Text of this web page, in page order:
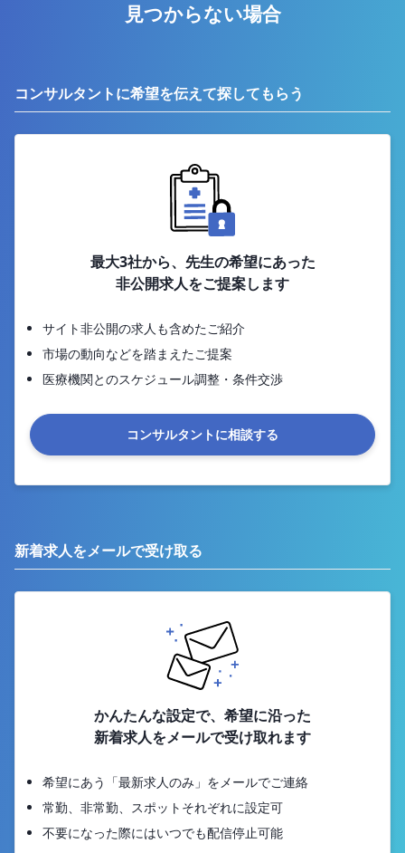
見つからない場合
コンサルタントに希望を伝えて探してもらう
最大3社から、先生の希望にあった
非公開求人をご提案します
サイト非公開の求人も含めたご紹介
市場の動向などを踏まえたご提案
医療機関とのスケジュール調整・条件交渉
コンサルタントに相談する
新着求人をメールで受け取る
かんたんな設定で、希望に沿った
新着求人をメールで受け取れます
希望にあう「最新求人のみ」をメールでご連絡
常勤、非常勤、スポットそれぞれに設定可
不要になった際にはいつでも配信停止可能